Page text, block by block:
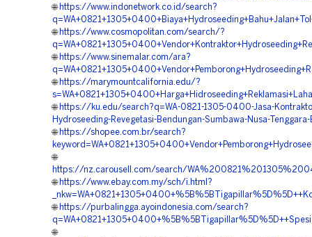
🌐 https://www.indonetwork.co.id/search?
🌐 https://www.cosmopolitan.com/search/?
🌐 https://www.sinemalar.com/ara?
🌐 https://marymountcalifornia.edu/?
🌐 https://ku.edu/search?q=WA-0821-1305-0400-Jasa-
Hydroseeding-Revegetasi-Bendungan-Sumbawa-Nusa-Tenggara-
🌐 https://shopee.com.br/search?
🌐
https://nz.carousell.com/search/
🌐 https://www.ebay.com.my/sch/i.html?
🌐 https://purbalingga.ayoindonesia.com/search?
🌐